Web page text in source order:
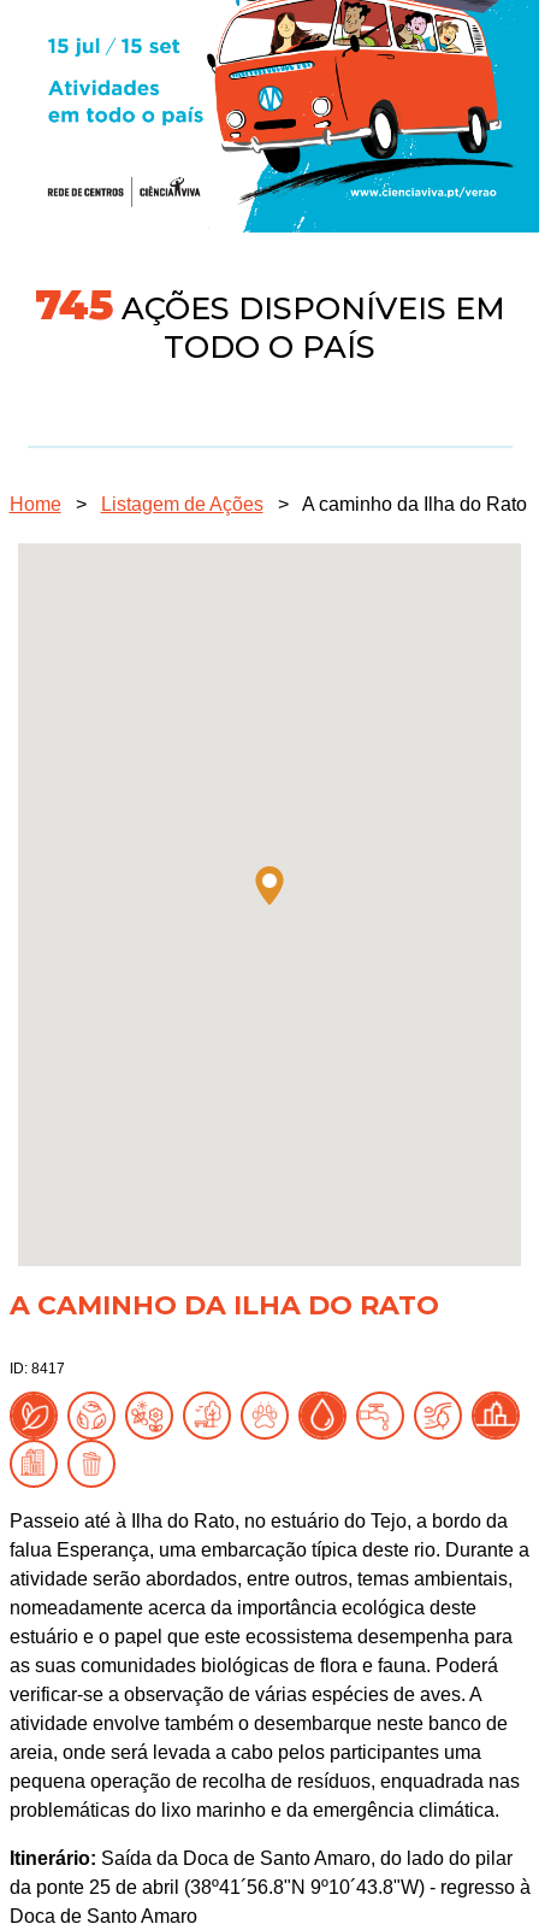
745AÇÕES DISPONÍVEIS EM
TODO O PAÍS
Home > Listagem de Ações > A caminho da Ilha do Rato
A CAMINHO DA ILHA DO RATO
ID: 8417
Passeio até à Ilha do Rato, no estuário do Tejo, a bordo da
falua Esperança, uma embarcação típica deste rio. Durante a
atividade serão abordados, entre outros, temas ambientais,
nomeadamente acerca da importância ecológica deste
estuário e o papel que este ecossistema desempenha para
as suas comunidades biológicas de flora e fauna. Poderá
verificar-se a observação de várias espécies de aves. A
atividade envolve também o desembarque neste banco de
areia, onde será levada a cabo pelos participantes uma
pequena operação de recolha de resíduos, enquadrada nas
problemáticas do lixo marinho e da emergência climática.
Itinerário: Saída da Doca de Santo Amaro, do lado do pilar
da ponte 25 de abril (38º41´56.8"N 9º10´43.8"W) - regresso à
Doca de Santo Amaro